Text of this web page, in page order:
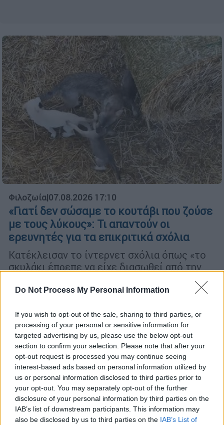
Do Not Process My Personal Information
If you wish to opt-out of the sale, sharing to third parties, or
processing of your personal or sensitive information for
targeted advertising by us, please use the below opt-out
section to confirm your selection. Please note that after your
opt-out request is processed you may continue seeing
interest-based ads based on personal information utilized by
us or personal information disclosed to third parties prior to
your opt-out. You may separately opt-out of the further
disclosure of your personal information by third parties on the
IAB’s list of downstream participants. This information may
also be disclosed by us to third parties on the IAB’s List of
Φιλοζωία|07.08.2026 17:10
«Γιατί δεν σώσαμε το κουτάβι που ζούσε
με τους λύκους»: Τι απαντούν οι
ερευνητές για τα επικριτικά σχόλια
Κατέκλεισαν το ίντερνετ σχόλια όπως «το
σκυλάκι έπρεπε να είχε διασωθεί από την
πρώτη μέρα και να δοθεί για υιοθεσία και
όχι να χρησιμοποιηθεί ως πειραματόζωο.
γιατί δεν το έσωζαν;»